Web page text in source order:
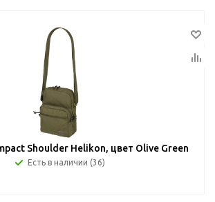
Shoulder Helikon, цвет Olive Green
Есть в наличии (36)